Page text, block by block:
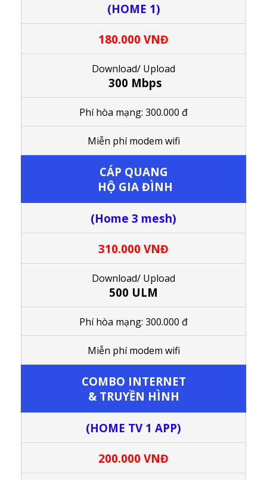
(HOME 1)
180.000 VNĐ
Download/ Upload
300 Mbps
Phí hòa mạng: 300.000 đ
Miễn phí modem wifi
CÁP QUANG
HỘ GIA ĐÌNH
(Home 3 mesh)
310.000 VNĐ
Download/ Upload
500 ULM
Phí hòa mạng: 300.000 đ
Miễn phí modem wifi
COMBO INTERNET
& TRUYỀN HÌNH
(HOME TV 1 APP)
200.000 VNĐ